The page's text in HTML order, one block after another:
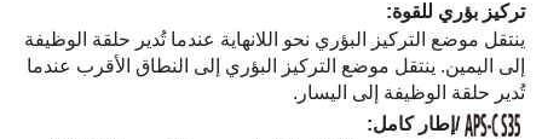
تركيز بؤري للقوة:
ينتقل موضع التركيز البؤري نحو اللانهاية عندما تُدير حلقة الوظيفة
إلى اليمين. ينتقل موضع التركيز البؤري إلى النطاق الأقرب عندما
تُدير حلقة الوظيفة إلى اليسار.
‏‎/إطار كامل
: